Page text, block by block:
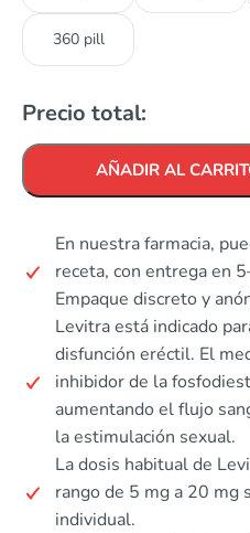
360 pill
Precio total:
AÑADIR AL
En nuestra farmacia,
receta, con entrega en
Empaque discreto y
Levitra está indicado
disfunción eréctil. El
inhibidor de la
aumentando el flujo
la estimulación sexual.
La dosis habitual de
rango de 5 mg a 20 mg
individual.